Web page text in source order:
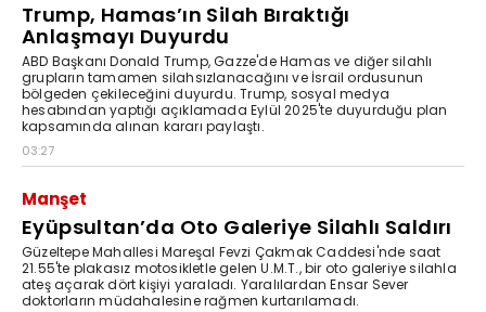
Trump, Hamas’ın Silah Bıraktığı
Anlaşmayı Duyurdu
ABD Başkanı Donald Trump, Gazze'de Hamas ve diğer silahlı
grupların tamamen silahsızlanacağını ve İsrail ordusunun
bölgeden çekileceğini duyurdu. Trump, sosyal medya
hesabından yaptığı açıklamada Eylül 2025'te duyurduğu plan
kapsamında alınan kararı paylaştı.
03:27
Manşet
Eyüpsultan’da Oto Galeriye Silahlı Saldırı
Güzeltepe Mahallesi Mareşal Fevzi Çakmak Caddesi'nde saat
21.55'te plakasız motosikletle gelen U.M.T., bir oto galeriye silahla
ateş açarak dört kişiyi yaraladı. Yaralılardan Ensar Sever
doktorların müdahalesine rağmen kurtarılamadı.